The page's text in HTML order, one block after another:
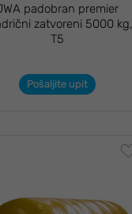
padobran premier
zatvoreni 5000 kg,
T5
Pošaljite upit